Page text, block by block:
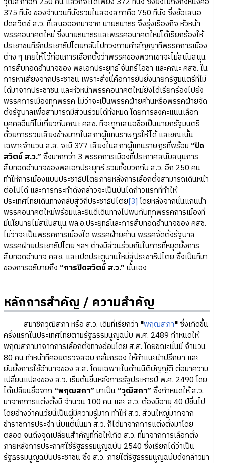
375 ที่นั่ง ของจำนวนที่นั่งรวมในสองสภาคือ 750 ที่นั่ง ซึ่งข้อเสนอ
ปิดสวิตช์ ส.ว. ที่เสนอออกมาจาก นายธนาธร จึงรุ่งเรืองกิจ หัวหน้า
พรรคอนาคตใหม่ ซึ่งนายธนาธรและพรรคอนาคตใหม่ได้เรียกร้องให้
ประชาชนที่รักประชาธิปไตยกลับไปทวงถามคำสัญญาที่พรรคการเมือง
ต่าง ๆ เคยให้ไว้ก่อนการเลือกตั้งว่าพรรคของพวกเขาจะไม่สนับสนุน
การสืบทอดอำนาจของ พลเอกประยุทธ์ จันทร์โอชา และคณะ คสช. ใน
การหาเสียงจากประชาชน เพราะสิ่งนี้คือการยับยั้งนายกรัฐมนตรีที่ไม่
ได้มาจากประชาชน และหัวหน้าพรรคอนาคตใหม่ยังได้เรียกร้องไปยัง
พรรคการเมืองทุกพรรค ไม่ว่าจะเป็นพรรคฝ่ายค้านหรือพรรคฝ่ายจัด
ตั้งรัฐบาลเพื่อสามารถมีส่วนร่วมได้ทั้งหมด โดยการลงคะแนนเลือก
บุคคลอื่นที่ไม่เกี่ยวกับคณะ คสช. ที่จะถูกเสนอชื่อเป็นนายกรัฐมนตรี
ด้วยการรวมเสียงข้างมากในสภาผู้แทนราษฎรให้ได้ และขณะนั้น
เฉพาะจำนวน ส.ส. จะมี 377 เสียงในสภาผู้แทนราษฎรที่พร้อม “ปิด
สวิตช์ ส.ว.” ซึ่งมากกว่า 3 พรรคการเมืองที่ประกาศสนับสนุนการ
สืบทอดอำนาจของพลเอกประยุทธ์ รวมทั้งบวกกับ ส.ว. อีก 250 คน
ทำให้การเมืองแบบประชาธิปไตยภายหลังการเลือกตั้งสามารถเดินหน้า
ต่อไปได้ และการกระทำดังกล่าวจะเป็นบันไดก้าวแรกที่ทำให้
ประเทศไทยเดินทางกลับสู่วิถีประชาธิปไตย[3]โดยหลังจากนั้นแกนนำ
พรรคอนาคตใหม่พร้อมและยินดีเดินทางไปพบกับทุกพรรคการเมืองที่
มีนโยบายไม่สนับสนุน พล.อ.ประยุทธ์และการสืบทอดอำนาจของ คสช.
ไม่ว่าจะเป็นพรรคการเมืองใด พรรคฝ่ายค้าน พรรคจัดตั้งรัฐบาล
พรรคฝ่ายประชาธิปไตย ฯลฯ ต่างมีส่วนร่วมกันในการที่หยุดยั้งการ
สืบทอดอำนาจ คสช. และเปิดประตูบานใหม่สู่ประชาธิปไตย ซึ่งเป็นที่มา
ของการอธิบายถึง “การปิดสวิตช์ ส.ว.” นั่นเอง
หลักการสำคัญ / ความสำคัญ
สมาชิกวุฒิสภา หรือ ส.ว. เดิมที่เรียกว่า "พฤฒสภา"ซึ่งเกิดขึ้น
ครั้งแรกในประเทศไทยตามรัฐธรรมนูญฉบับ พ.ศ. 2489 กำหนดให้
พฤฒสภามาจากการเลือกตั้งทางอ้อมโดย ส.ส. โดยขณะนั้นมี จำนวน
80 คน ทำหน้าที่คอยตรวจสอบ กลั่นกรอง ให้คำแนะนำปรึกษา และ
ยับยั้งการใช้อำนาจของ ส.ส. โดยเฉพาะในด้านนิติบัญญัติ ต่อมาความ
เปลี่ยนแปลงของ ส.ว. เริ่มต้นขึ้นหลังการรัฐประหารปี พ.ศ. 2490 โดย
ได้เปลี่ยนชื่อจาก “พฤฒสภา” มาเป็น “วุฒิสภา” ซึ่งกำหนดให้ ส.ว.
มาจากการแต่งตั้งมี จำนวน 100 คน และ ส.ว. ต้องมีอายุ 40 ปีขึ้นไป
โดยอ้างว่าคนวัยนี้เป็นผู้มีความรู้มาก ทำให้ ส.ว. ส่วนใหญ่มากจาก
ข้าราชการประจำ นับแต่นั้นมา ส.ว. ก็ได้มาจากการแต่งตั้งมาโดย
ตลอด จนถึงจุดเปลี่ยนสำคัญที่ก่อให้เกิด ส.ว. ที่มาจากการเลือกตั้ง
ภายหลังการประกาศใช้รัฐธรรมนูญฉบับ 2540 ซึ่งเรียกได้ว่าเป็น
รัฐธรรมนูญฉบับประชาชน ซึ่ง ส.ว. ภายใต้รัฐธรรมนูญฉบับดังกล่าวมา